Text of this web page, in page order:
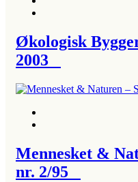
Økologisk
2003
Mennesket &
nr. 2/95